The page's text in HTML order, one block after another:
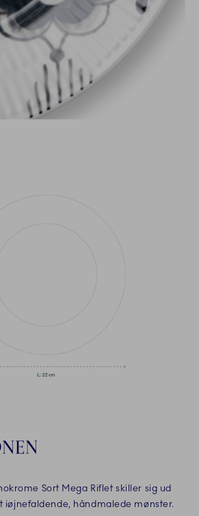
Sort Mega Riflet skiller sig ud
iøjnefaldende, håndmalede mønster.